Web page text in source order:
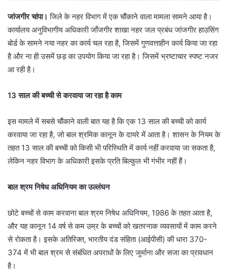
जांजगीर चांपा। जिले के नहर विभाग में एक चौंकाने वाला मामला सामने आया है।
कार्यालय अनुविभागीय अधिकारी जाँजगीर शाखा नहर जल प्रबंध जांजगीर हाउसिंग
बोर्ड के सामने नया नहर का कार्य चल रहा है, जिसमें गुणवत्ताहीन कार्य किया जा रहा
है और ना ही उसमें छड़ का उपयोग किया जा रहा है। जिसमें भ्रष्टाचार स्पष्ट नजर
आ रही है।
13 साल की बच्ची से करवाया जा रहा है काम
इस मामले में सबसे चौंकाने वाली बात यह है कि एक 13 साल की बच्ची को कार्य
करवाया जा रहा है, जो बाल श्रमिक कानून के दायरे में आता है। शासन के नियम के
तहत 13 साल की बच्ची को किसी भी परिस्थिति में कार्य नहीं करवाया जा सकता है,
लेकिन नहर विभाग के अधिकारी इसके प्रति बिल्कुल भी गंभीर नहीं हैं।
बाल श्रम निषेध अधिनियम का उल्लंघन
छोटे बच्चों से काम करवाना बाल श्रम निषेध अधिनियम, 1986 के तहत आता है,
और यह कानून 14 वर्ष से कम उम्र के बच्चों को खतरनाक व्यवसायों में काम करने
से रोकता है। इसके अतिरिक्त, भारतीय दंड संहिता (आईपीसी) की धारा 370-
374 में भी बाल श्रम से संबंधित अपराधों के लिए जुर्माना और सजा का प्रावधान
है।